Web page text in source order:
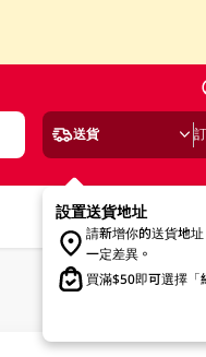
送貨
設置送貨地址
請新增你的送貨地
一定差異。
買滿$50即可選擇「